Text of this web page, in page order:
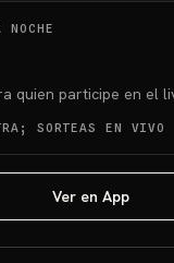
NOCHE
quien participe en el
SORTEAS EN VIVO
Ver en App